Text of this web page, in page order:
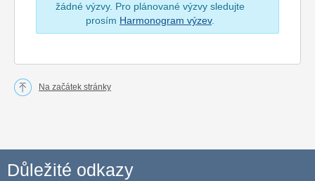
žádné výzvy. Pro plánované výzvy sledujte
prosím Harmonogram výzev.
Na začátek stránky
Důležité odkazy